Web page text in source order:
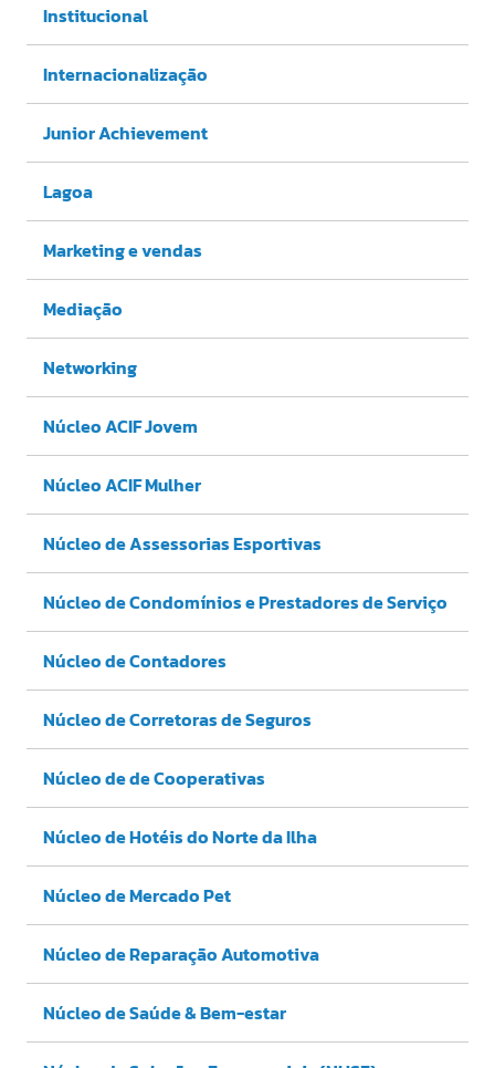
Institucional
Internacionalização
Junior Achievement
Lagoa
Marketing e vendas
Mediação
Networking
Núcleo ACIF Jovem
Núcleo ACIF Mulher
Núcleo de Assessorias Esportivas
Núcleo de Condomínios e Prestadores de Serviço
Núcleo de Contadores
Núcleo de Corretoras de Seguros
Núcleo de de Cooperativas
Núcleo de Hotéis do Norte da Ilha
Núcleo de Mercado Pet
Núcleo de Reparação Automotiva
Núcleo de Saúde & Bem-estar